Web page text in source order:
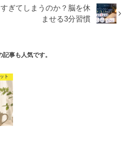
ぎてしまうのか？脳を休
ませる3分習慣
記事も人気です。
ト